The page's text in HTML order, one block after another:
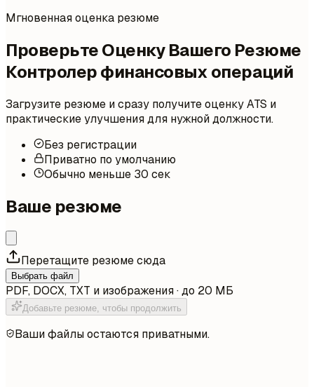
Мгновенная оценка резюме
Проверьте Оценку Вашего Резюме
Контролер финансовых операций
Загрузите резюме и сразу получите оценку ATS и
практические улучшения для нужной должности.
Без регистрации
Приватно по умолчанию
Обычно меньше 30 сек
Ваше резюме
Перетащите резюме сюда
Выбрать файл
PDF, DOCX, TXT и изображения · до 20 МБ
Добавьте резюме, чтобы продолжить
Ваши файлы остаются приватными.